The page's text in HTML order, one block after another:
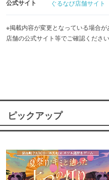
公式サイト ぐるなび店舗サイト
※掲載内容が変更となっている場合
店舗の公式サイト等でご確認ください
ピックアップ